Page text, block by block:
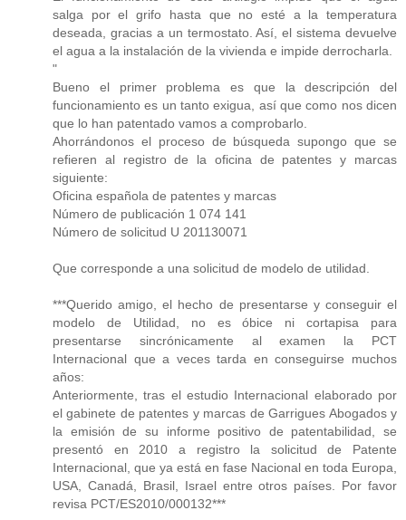
salga por el grifo hasta que no esté a la temperatura
deseada, gracias a un termostato. Así, el sistema devuelve
el agua a la instalación de la vivienda e impide derrocharla.
"
Bueno el primer problema es que la descripción del
funcionamiento es un tanto exigua, así que como nos dicen
que lo han patentado vamos a comprobarlo.
Ahorrándonos el proceso de búsqueda supongo que se
refieren al registro de la oficina de patentes y marcas
siguiente:
Oficina española de patentes y marcas
Número de publicación 1 074 141
Número de solicitud U 201130071
Que corresponde a una solicitud de modelo de utilidad.
***Querido amigo, el hecho de presentarse y conseguir el
modelo de Utilidad, no es óbice ni cortapisa para
presentarse sincrónicamente al examen la PCT
Internacional que a veces tarda en conseguirse muchos
años:
Anteriormente, tras el estudio Internacional elaborado por
el gabinete de patentes y marcas de Garrigues Abogados y
la emisión de su informe positivo de patentabilidad, se
presentó en 2010 a registro la solicitud de Patente
Internacional, que ya está en fase Nacional en toda Europa,
USA, Canadá, Brasil, Israel entre otros países. Por favor
revisa PCT/ES2010/000132***